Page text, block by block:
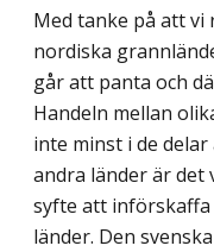
Med tanke på att vi
nordiska
går att panta och
Handeln mellan
inte minst i de
andra länder är
syfte att införskaffa
länder. Den